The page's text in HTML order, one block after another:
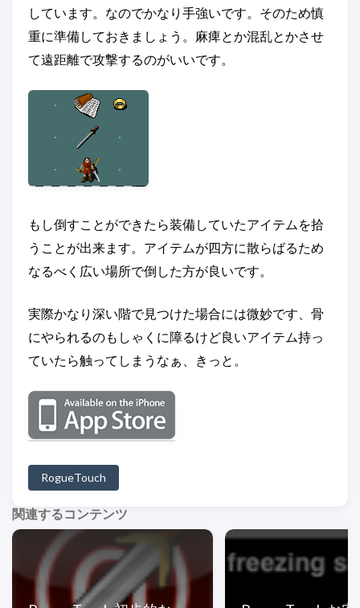
しています。なのでかなり手強いです。そのため慎
重に準備しておきましょう。麻痺とか混乱とかさせ
て遠距離で攻撃するのがいいです。
もし倒すことができたら装備していたアイテムを拾
うことが出来ます。アイテムが四方に散らばるため
なるべく広い場所で倒した方が良いです。
実際かなり深い階で見つけた場合には微妙です、骨
にやられるのもしゃくに障るけど良いアイテム持っ
ていたら触ってしまうなぁ、きっと。
RogueTouch
関連するコンテンツ